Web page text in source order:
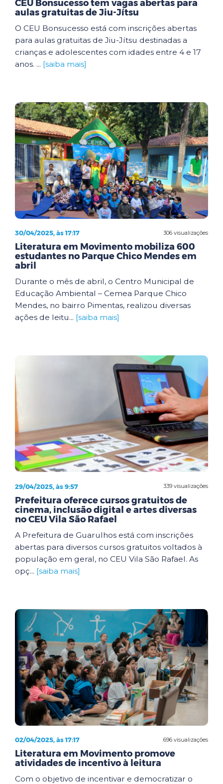
CEU Bonsucesso tem vagas abertas para
aulas gratuitas de Jiu-Jítsu
O CEU Bonsucesso está com inscrições abertas
para aulas gratuitas de Jiu-Jítsu destinadas a
crianças e adolescentes com idades entre 4 e 17
anos. ... [saiba mais]
306 visualizações
30/04/2025, às 17:17
Literatura em Movimento mobiliza 600
estudantes no Parque Chico Mendes em
abril
Durante o mês de abril, o Centro Municipal de
Educação Ambiental – Cemea Parque Chico
Mendes, no bairro Pimentas, realizou diversas
ações de leitu... [saiba mais]
339 visualizações
29/04/2025, às 9:57
Prefeitura oferece cursos gratuitos de
cinema, inclusão digital e artes diversas
no CEU Vila São Rafael
A Prefeitura de Guarulhos está com inscrições
abertas para diversos cursos gratuitos voltados à
população em geral, no CEU Vila São Rafael. As
opç... [saiba mais]
696 visualizações
02/04/2025, às 17:17
Literatura em Movimento promove
atividades de incentivo à leitura
Com o objetivo de incentivar e democratizar o